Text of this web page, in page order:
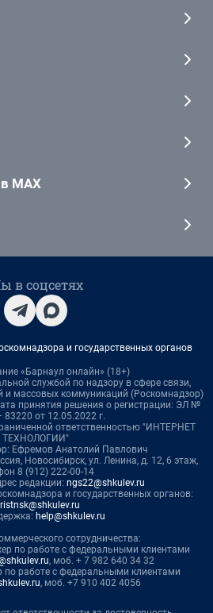
MAX
в соцсетях
и государственных органов
«Барнаул онлайн» (18+)
службой по надзору в сфере связи,
и массовых коммуникаций (Роскомнадзор)
принятия решения о регистрации: ЭЛ №
от 12.05.2022 г.
ответственностью "ИНТЕРНЕТ
ТЕХНОЛОГИИ"
Ефремов Анатолий Павлович
Новосибирск, ул. Ленина, д. 12, 6 этаж,
8 (912) 222-00-14
редакции: ngs22@shkulev.ru
и государственных органов:
help@shkulev.ru
сотрудничества:
по работе с федеральными клиентами
, моб. + 7 982 640 34 32
по работе с федеральными клиентами
, моб. +7 910 402 4056